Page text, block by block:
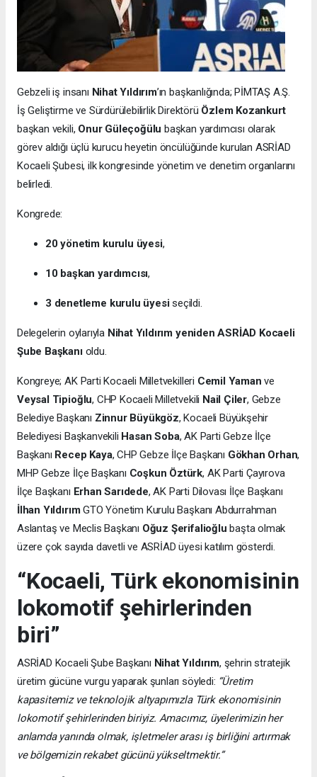
Gebzeli iş insanı Nihat Yıldırım’ın başkanlığında; PİMTAŞ A.Ş.
İş Geliştirme ve Sürdürülebilirlik Direktörü Özlem Kozankurt
başkan vekili, Onur Güleçoğülu başkan yardımcısı olarak
görev aldığı üçlü kurucu heyetin öncülüğünde kurulan ASRİAD
Kocaeli Şubesi, ilk kongresinde yönetim ve denetim organlarını
belirledi.
Kongrede:
20 yönetim kurulu üyesi,
10 başkan yardımcısı,
3 denetleme kurulu üyesiseçildi.
Delegelerin oylarıyla Nihat Yıldırım yeniden ASRİAD Kocaeli
Şube Başkanıoldu.
Kongreye; AK Parti Kocaeli Milletvekilleri Cemil Yaman ve
Veysal Tipioğlu, CHP Kocaeli Milletvekili Nail Çiler, Gebze
Belediye Başkanı Zinnur Büyükgöz, Kocaeli Büyükşehir
Belediyesi Başkanvekili Hasan Soba, AK Parti Gebze İlçe
Başkanı Recep Kaya, CHP Gebze İlçe Başkanı Gökhan Orhan,
MHP Gebze İlçe Başkanı Coşkun Öztürk, AK Parti Çayırova
İlçe Başkanı Erhan Sarıdede, AK Parti Dilovası İlçe Başkanı
İlhan YıldırımGTO Yönetim Kurulu Başkanı Abdurrahman
Aslantaş ve Meclis Başkanı Oğuz Şerifalioğlu başta olmak
üzere çok sayıda davetli ve ASRİAD üyesi katılım gösterdi.
“Kocaeli, Türk ekonomisinin
lokomotif şehirlerinden
biri”
ASRİAD Kocaeli Şube Başkanı Nihat Yıldırım, şehrin stratejik
üretim gücüne vurgu yaparak şunları söyledi: “Üretim
kapasitemiz ve teknolojik altyapımızla Türk ekonomisinin
lokomotif şehirlerinden biriyiz. Amacımız, üyelerimizin her
anlamda yanında olmak, işletmeler arası iş birliğini artırmak
ve bölgemizin rekabet gücünü yükseltmektir.”